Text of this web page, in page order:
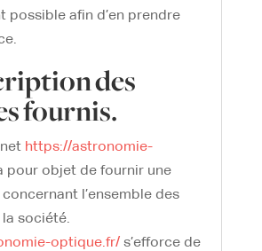
possible afin d’en prendre
des
fournis.
https://astronomie-
pour objet de fournir une
l’ensemble des
société.
optique.fr/s’efforce de